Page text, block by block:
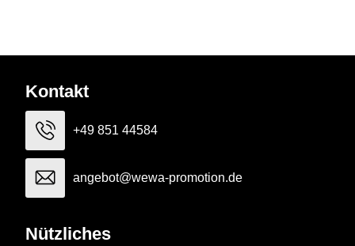
Kontakt
+49 851 44584
angebot@wewa-promotion.de
Nützliches